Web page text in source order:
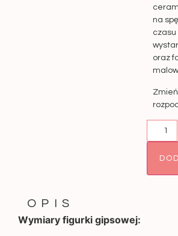
na
czasu
oraz
OPIS
Wymiary figurki gipsowej: